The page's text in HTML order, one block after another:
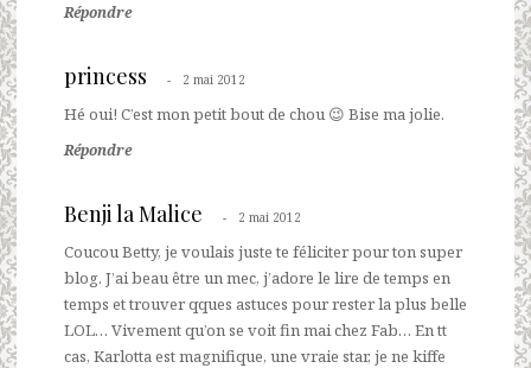
Répondre
princess 2 mai 2012
Hé oui! C’est mon petit bout de chou 😉 Bise ma jolie.
Répondre
Benji la Malice 2 mai 2012
Coucou Betty, je voulais juste te féliciter pour ton super
blog. J’ai beau être un mec, j’adore le lire de temps en
temps et trouver qques astuces pour rester la plus belle
LOL… Vivement qu’on se voit fin mai chez Fab… En tt
cas, Karlotta est magnifique, une vraie star, je ne kiffe